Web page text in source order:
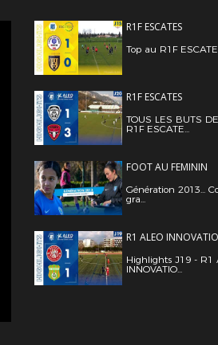
R1F ESCATES
Top au R1F
R1F ESCATES
TOUS LES BUTS
R1F ESCATE...
FOOT AU FEMININ
Génération 2013...
gra...
R1 ALEO
Highlights J19 - R1
INNOVATIO...